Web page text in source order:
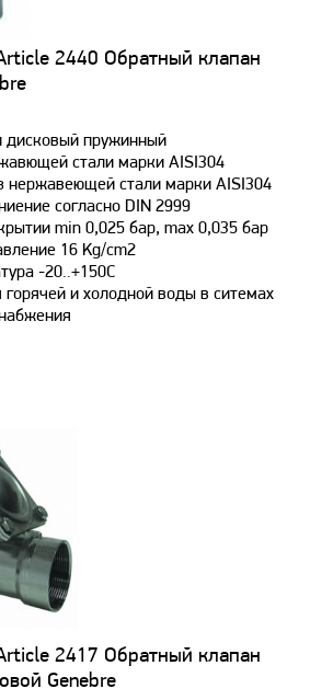
2440 Обратный клапан
дисковый пружинный
стали марки AISI304
нержавеющей стали марки AISI304
согласно DIN 2999
min 0,025 бар, max 0,035 бар
16 Kg/cm2
-20..+150С
и холодной воды в ситемах
2417 Обратный клапан
Genebre